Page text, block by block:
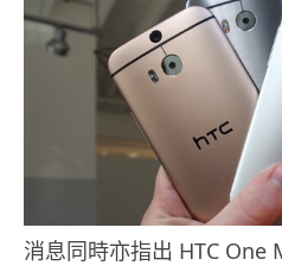
消息同時亦指出 HTC One